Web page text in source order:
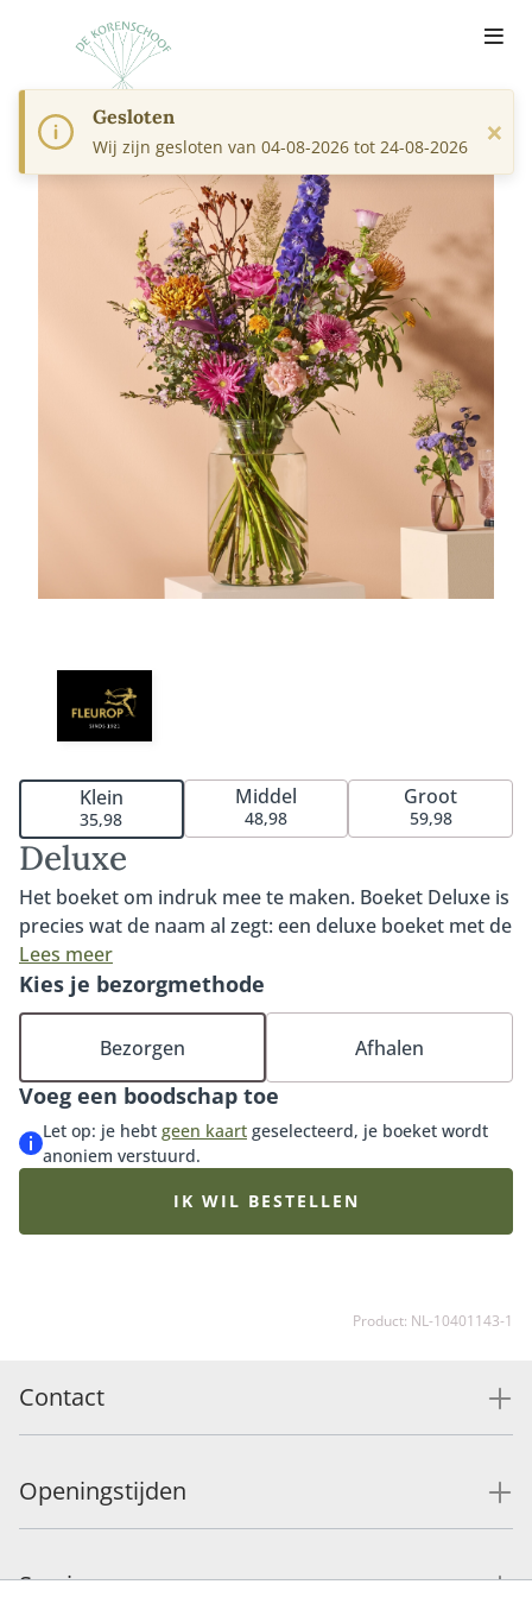
Deluxe
Het boeket om indruk mee te maken. Boeket Deluxe is
precies wat de naam al zegt: een deluxe boeket met de
mooiste bloemen van het seizoen. Rijkelijk, groot in al
haar charme en een ware blikvanger. Een boeket vol
energieke kleuren en ultraverse bloemen. Een
absolute aanrader. Tip: bestel onze heerlijke
chocolade of bonbons of kies voor een bijpassende
vaas (de perfecte match met dit boeket).
Lees meer
Klein
35,98
Middel
48,98
Groot
59,98
Voeg een boodschap toe
Let op: je hebt geen kaart geselecteerd, je boeket wordt
anoniem verstuurd.
Kies je bezorgmethode
Bezorgen Afhalen
IK WIL BESTELLEN
Product: NL-10401143-1
Contact
Openingstijden
Service
Gesloten
Wij zijn gesloten van 04-08-2026 tot 24-08-2026 ×